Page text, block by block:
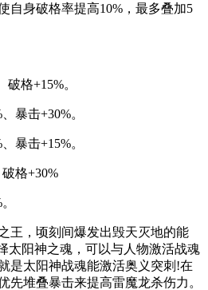
自身破格率提高10%，最多叠加5
破格+15%。
暴击+30%。
暴击+15%。
格+30%
王，顷刻间爆发出毁天灭地的能
太阳神之魂，可以与人物激活战魂
是太阳神战魂能激活奥义突刺!在
先堆叠暴击来提高雷魔龙杀伤力。